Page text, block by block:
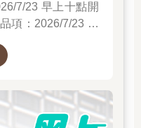
7/23 早上十點開
項：2026/7/23 早
！先領券券再結帳